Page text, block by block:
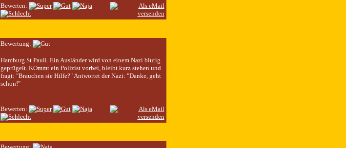
Bewerten:
Bewertung:
Hamburg St Pauli. Ein Ausländer wird von einem Nazi blutig
geprügelt. KOmmt ein Polizist vorbei, bleibt kurz stehen und
fragt: "Brauchen sie Hilfe?" Antwortet der Nazi: "Danke, geht
schon!"
Bewerten: